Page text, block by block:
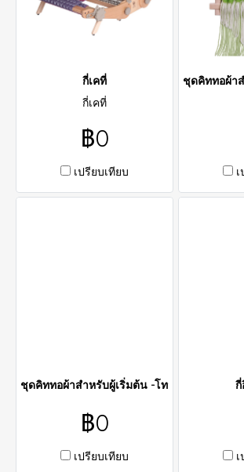
กี่เคที่
กี่เคที่
฿0
เปรียบเทียบ
ชุดคิททอผ้า
ชุดคิททอผ้าสำหรับผู้เริ่มต้น -โทนสีขาวดำ
฿0
เปรียบเทียบ
กี่